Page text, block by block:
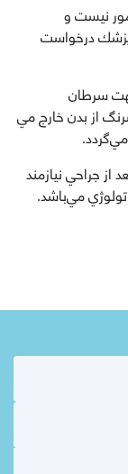
نيست و
پزشك درخواست
سرطان
از بدن خارج مي
از جراحي نيازمند
مي‌باشد.